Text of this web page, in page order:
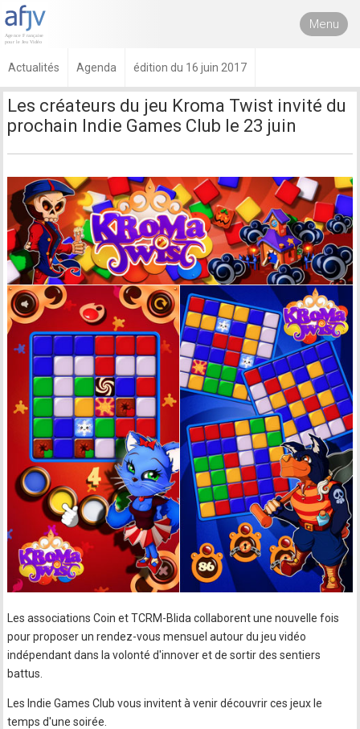
Menu
Actualités Agenda édition du 16 juin 2017
Les créateurs du jeu Kroma Twist invité du
prochain Indie Games Club le 23 juin
Les associations Coin et TCRM-Blida collaborent une nouvelle fois
pour proposer un rendez-vous mensuel autour du jeu vidéo
indépendant dans la volonté d'innover et de sortir des sentiers
battus.
Les Indie Games Club vous invitent à venir découvrir ces jeux le
temps d'une soirée.